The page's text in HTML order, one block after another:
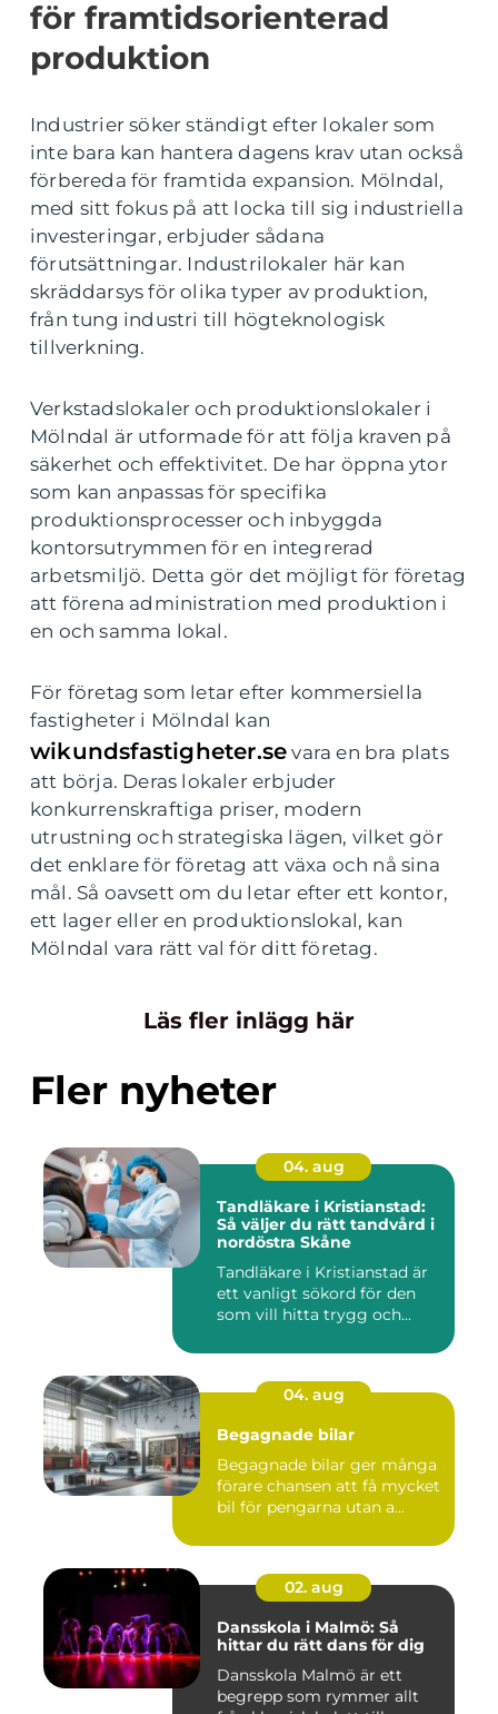
för framtidsorienterad
produktion
Industrier söker ständigt efter lokaler som
inte bara kan hantera dagens krav utan också
förbereda för framtida expansion. Mölndal,
med sitt fokus på att locka till sig industriella
investeringar, erbjuder sådana
förutsättningar. Industrilokaler här kan
skräddarsys för olika typer av produktion,
från tung industri till högteknologisk
tillverkning.
Verkstadslokaler och produktionslokaler i
Mölndal är utformade för att följa kraven på
säkerhet och effektivitet. De har öppna ytor
som kan anpassas för specifika
produktionsprocesser och inbyggda
kontorsutrymmen för en integrerad
arbetsmiljö. Detta gör det möjligt för företag
att förena administration med produktion i
en och samma lokal.
För företag som letar efter kommersiella
fastigheter i Mölndal kan
wikundsfastigheter.se vara en bra plats
att börja. Deras lokaler erbjuder
konkurrenskraftiga priser, modern
utrustning och strategiska lägen, vilket gör
det enklare för företag att växa och nå sina
mål. Så oavsett om du letar efter ett kontor,
ett lager eller en produktionslokal, kan
Mölndal vara rätt val för ditt företag.
Läs fler inlägg här
Fler nyheter
04. aug
Tandläkare i Kristianstad:
Så väljer du rätt tandvård i
nordöstra Skåne
Tandläkare i Kristianstad är
ett vanligt sökord för den
som vill hitta trygg och...
04. aug
Begagnade bilar
Begagnade bilar ger många
förare chansen att få mycket
bil för pengarna utan a...
02. aug
Dansskola i Malmö: Så
hittar du rätt dans för dig
Dansskola Malmö är ett
begrepp som rymmer allt